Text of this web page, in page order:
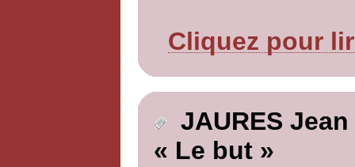
Cliquez pour
JAURES Jean
« Le but »